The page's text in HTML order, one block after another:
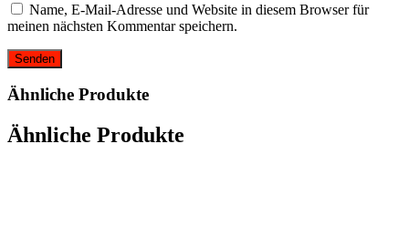
Name, E-Mail-Adresse und Website in diesem Browser für
meinen nächsten Kommentar speichern.
Ähnliche Produkte
Ähnliche Produkte